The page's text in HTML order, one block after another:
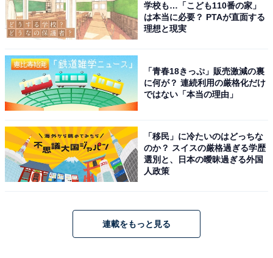
学校も…「こども110番の家」
は本当に必要？ PTAが直面する
理想と現実
「青春18きっぷ」販売激減の裏
に何が？ 連続利用の厳格化だけ
ではない「本当の理由」
「移民」に冷たいのはどっちな
のか？ スイスの厳格過ぎる学歴
選別と、日本の曖昧過ぎる外国
人政策
連載をもっと見る